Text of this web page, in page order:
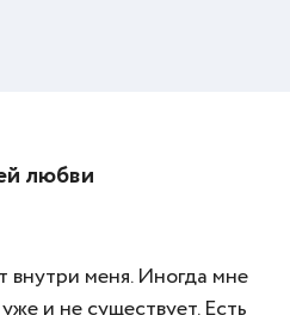
любви
внутри меня. Иногда мне